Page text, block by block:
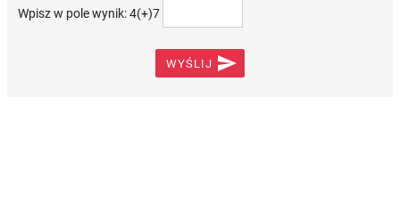
Wpisz w pole wynik: 4(+)7
WYŚLIJ 